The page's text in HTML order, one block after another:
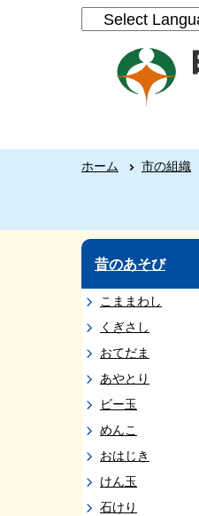
ホーム 市の組織
昔のあそび
こままわし
くぎさし
おてだま
あやとり
ビー玉
めんこ
おはじき
けん玉
石けり